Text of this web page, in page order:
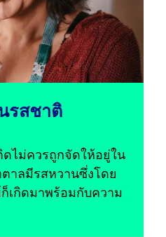
รสชาติ
ไม่ควรถูกจัดให้อยู่ใน
าลมีรสหวานซึ่งโดย
เกิดมาพร้อมกับความ